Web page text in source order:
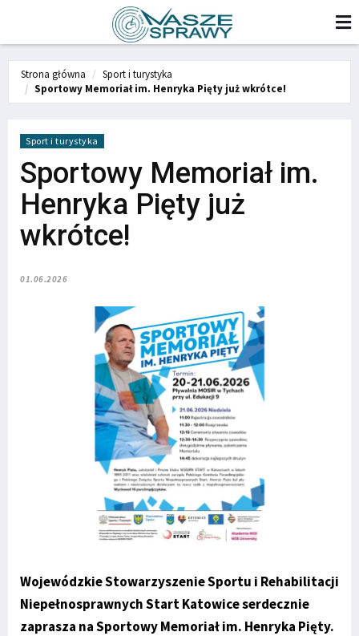
Strona główna
Sport i turystyka
Sportowy Memoriał im. Henryka Pięty już wkrótce!
Sport i turystyka
Sportowy Memoriał im.
Henryka Pięty już
wkrótce!
01.06.2026
Wojewódzkie Stowarzyszenie Sportu i Rehabilitacji
Niepełnosprawnych Start Katowice serdecznie
zaprasza na Sportowy Memoriał im. Henryka Pięty.